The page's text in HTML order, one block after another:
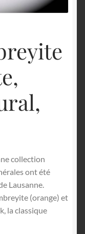
collection
ont été
Lausanne.
(orange) et
la classique